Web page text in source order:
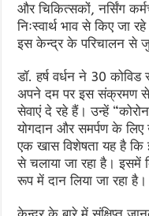
और चिकित्सकों, नर्सिंग
निःस्वार्थ भाव से किए जा
इस केन्द्र के परिचालन से
डॉ. हर्ष वर्धन ने 30
अपने दम पर इस संक्रमण
सेवाएं दे रहे हैं। उन्हें
योगदान और समर्पण के
एक खास विशेषता यह है
से चलाया जा रहा है। इसमें
रूप में दान लिया जा रहा है।